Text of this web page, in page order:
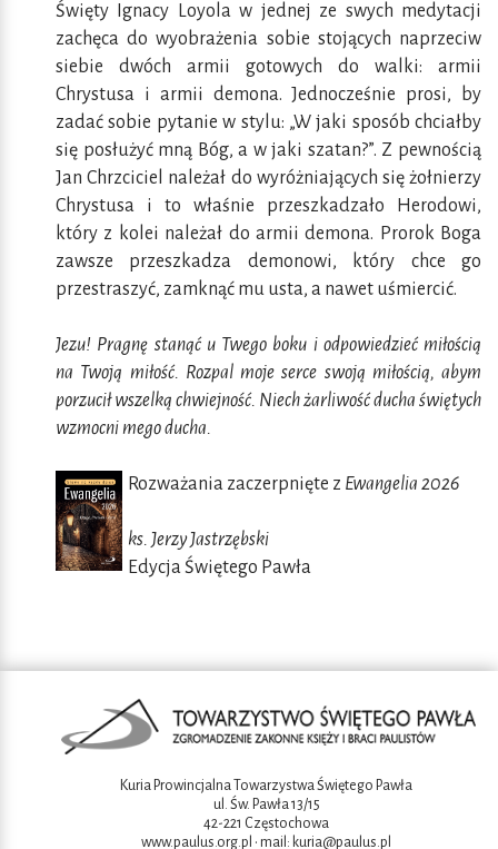
Święty Ignacy Loyola w jednej ze swych medytacji
zachęca do wyobrażenia sobie stojących naprzeciw
siebie dwóch armii gotowych do walki: armii
Chrystusa i armii demona. Jednocześnie prosi, by
zadać sobie pytanie w stylu: „W jaki sposób chciałby
się posłużyć mną Bóg, a w jaki szatan?”. Z pewnością
Jan Chrzciciel należał do wyróżniających się żołnierzy
Chrystusa i to właśnie przeszkadzało Herodowi,
który z kolei należał do armii demona. Prorok Boga
zawsze przeszkadza demonowi, który chce go
przestraszyć, zamknąć mu usta, a nawet uśmiercić.
Jezu! Pragnę stanąć u Twego boku i odpowiedzieć miłością
na Twoją miłość. Rozpal moje serce swoją miłością, abym
porzucił wszelką chwiejność. Niech żarliwość ducha świętych
wzmocni mego ducha.
Rozważania zaczerpnięte z Ewangelia 2026
ks. Jerzy Jastrzębski
Edycja Świętego Pawła
Kuria Prowincjalna Towarzystwa Świętego Pawła
ul. Św. Pawła 13/15
42-221 Częstochowa
www.paulus.org.pl • mail: kuria@paulus.pl